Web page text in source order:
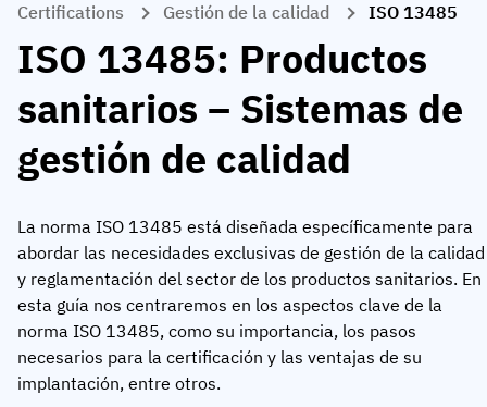
Matriz de competencias
Matriz de competencias
Biblioteca de competencias
Gestión de competencias
Empleados
Perfil del empleado
Historial de formación
Por industrias
Industria automotriz
Alimentación y bebidas
Logística
Ver todos los sectores
Por roles
Coordinador de formación
Automoción
Adient
Rogers
KLM Cargo
Base Logistics
Alimentos
Intersnack
Aprender
El blog de AG5
White papers
Programa de socios
Atención al cliente
Éxito del cliente
Base de conocimientos
Certifications Gestión de la calidad ISO 13485
ISO 13485: Productos
sanitarios – Sistemas de
gestión de calidad
La norma ISO 13485 está diseñada específicamente para
abordar las necesidades exclusivas de gestión de la calidad
y reglamentación del sector de los productos sanitarios. En
esta guía nos centraremos en los aspectos clave de la
norma ISO 13485, como su importancia, los pasos
necesarios para la certificación y las ventajas de su
implantación, entre otros.